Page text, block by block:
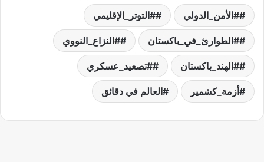
#الأمن_الدولي #التوتر_الإقليمي
#الطوارئ_في_باكستان #النزاع_النووي
#الهند_باكستان #تصعيد_عسكري
أزمة_كشمير العالم في دقائق